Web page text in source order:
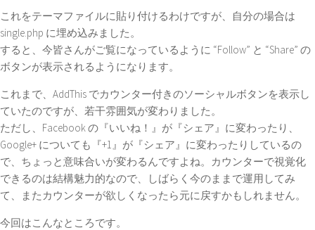
これをテーマファイルに貼り付けるわけですが、自分の場合は
single.php に埋め込みました。
すると、今皆さんがご覧になっているように “Follow” と “Share” の
ボタンが表示されるようになります。
これまで、AddThis でカウンター付きのソーシャルボタンを表示し
ていたのですが、若干雰囲気が変わりました。
ただし、Facebook の『いいね！』が『シェア』に変わったり、
Google+ についても『+1』が『シェア』に変わったりしているの
で、ちょっと意味合いが変わるんですよね。カウンターで視覚化
できるのは結構魅力的なので、しばらく今のままで運用してみ
て、またカウンターが欲しくなったら元に戻すかもしれません。
今回はこんなところです。